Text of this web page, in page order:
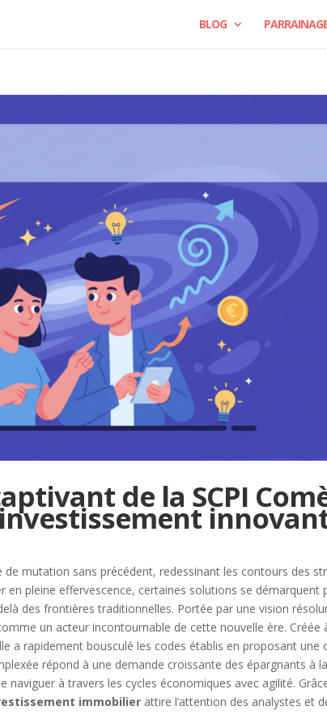
BLOG
de la SCPI
mutation sans précédent, redessinant les contours des
en pleine effervescence, certaines solutions se démarquent
des frontières traditionnelles. Portée par une vision
un acteur incontournable de cette nouvelle ère. Créée
a rapidement bousculé les codes établis en proposant une
répond à une demande croissante des épargnants à
à travers les cycles économiques avec agilité.
immobilier attire l’attention des analystes et